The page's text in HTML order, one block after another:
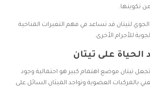
تكوينها.
لتيتان قد تساعد في فهم التغيرات المناخية
للأجرام الأخرى.
الحياة على تيتان
تيتان موضع اهتمام كبير هو احتمالية وجود
بالمركبات العضوية وتواجد الميثان السائل على